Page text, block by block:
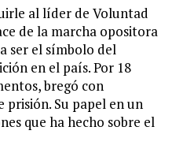
al líder de Voluntad
de la marcha opositora
ser el símbolo del
en el país. Por 18
bregó con
prisión. Su papel en un
que ha hecho sobre el